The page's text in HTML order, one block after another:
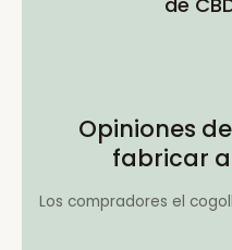
Opiniones
fabricar
Los compradores el